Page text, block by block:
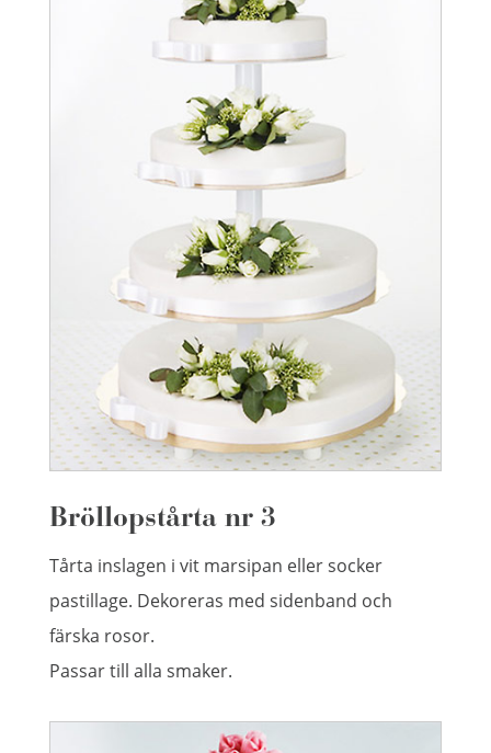
Bröllopstårta nr 3
Tårta inslagen i vit marsipan eller socker
pastillage. Dekoreras med sidenband och
färska rosor.
Passar till alla smaker.